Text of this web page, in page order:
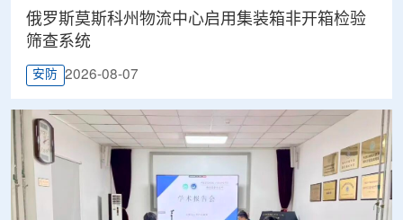
俄罗斯莫斯科州物流中心启用集装箱非开箱检验
筛查系统
安防 2026-08-07